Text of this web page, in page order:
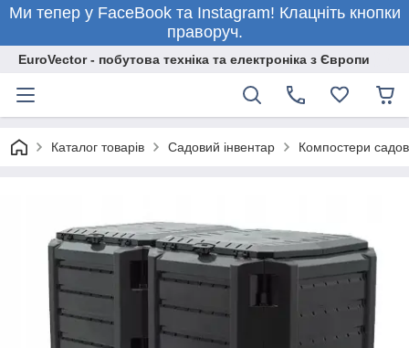
Ми тепер у FaceBook та Instagram! Клацніть кнопки
праворуч.
EuroVector - побутова техніка та електроніка з Європи
Каталог товарів Садовий інвентар Компостери